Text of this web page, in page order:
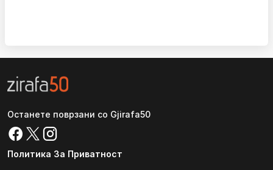
Останете поврзани со Gjirafa50
Политика За Приватност